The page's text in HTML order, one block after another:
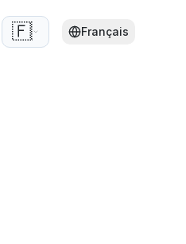
🇫🇷 Français